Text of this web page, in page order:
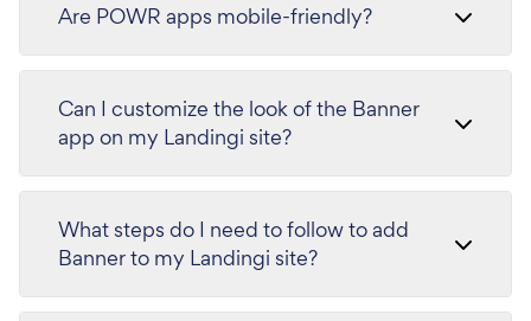
Are POWR apps mobile-friendly?
Can I customize the look of the Banner
app on my Landingi site?
What steps do I need to follow to add
Banner to my Landingi site?